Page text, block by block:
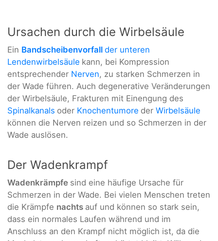
Ursachen durch die Wirbelsäule
Ein Bandscheibenvorfall der unteren
Lendenwirbelsäule kann, bei Kompression
entsprechender Nerven, zu starken Schmerzen in
der Wade führen. Auch degenerative Veränderungen
der Wirbelsäule, Frakturen mit Einengung des
Spinalkanals oder Knochentumore der Wirbelsäule
können die Nerven reizen und so Schmerzen in der
Wade auslösen.
Der Wadenkrampf
Wadenkrämpfe sind eine häufige Ursache für
Schmerzen in der Wade. Bei vielen Menschen treten
die Krämpfe nachts auf und können so stark sein,
dass ein normales Laufen während und im
Anschluss an den Krampf nicht möglich ist, da die